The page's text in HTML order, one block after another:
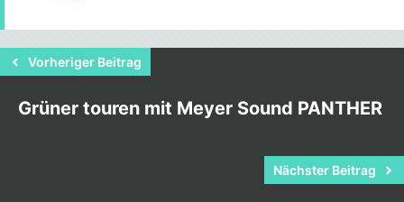
Vorheriger Beitrag
Grüner touren mit Meyer Sound PANTHER
Nächster Beitrag